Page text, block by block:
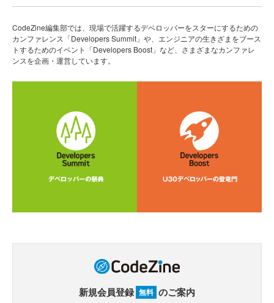
CodeZine編集部では、現場で活躍するデベロッパーをスターにするための
カンファレンス「Developers Summit」や、エンジニアの生きざまをブース
トするためのイベント「Developers Boost」など、さまざまなカンファレ
ンスを企画・運営しています。
新規会員登録 無料 のご案内